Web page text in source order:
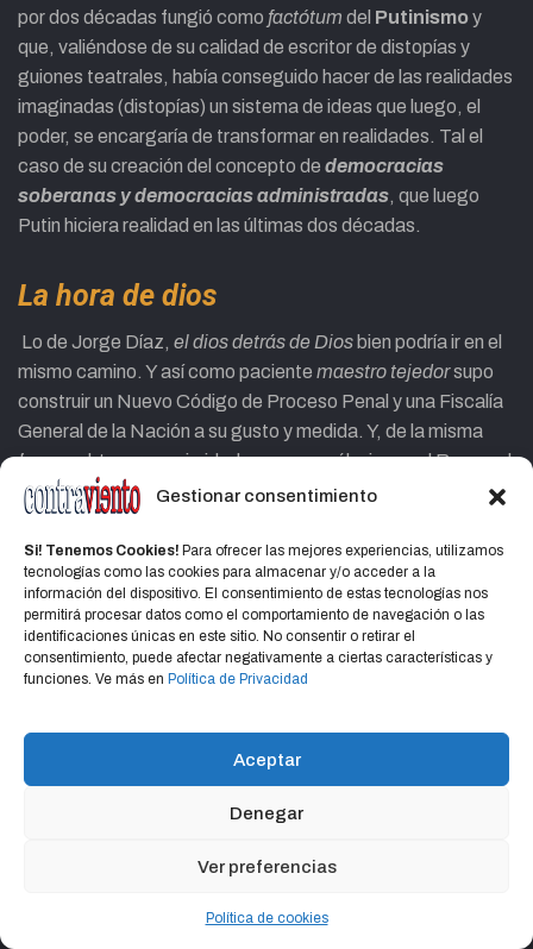
Gestionar consentimiento
Si! Tenemos Cookies! Para ofrecer las mejores experiencias, utilizamos
tecnologías como las cookies para almacenar y/o acceder a la
información del dispositivo. El consentimiento de estas tecnologías nos
permitirá procesar datos como el comportamiento de navegación o las
identificaciones únicas en este sitio. No consentir o retirar el
consentimiento, puede afectar negativamente a ciertas características y
funciones. Ve más en Política de Privacidad
Aceptar
Denegar
Ver preferencias
Política de cookies
por dos décadas fungió como factótum del Putinismoy
que, valiéndose de su calidad de escritor de distopías y
guiones teatrales, había conseguido hacer de las realidades
imaginadas (distopías) un sistema de ideas que luego, el
poder, se encargaría de transformar en realidades. Tal el
caso de su creación del concepto de democracias
soberanas y democracias administradas, que luego
Putin hiciera realidad en las últimas dos décadas.
La hora de dios
Lo de Jorge Díaz, el dios detrás de Dios bien podría ir en el
mismo camino. Y así como paciente maestro tejedorsupo
construir un Nuevo Código de Proceso Penal y una Fiscalía
General de la Nación a su gusto y medida. Y, de la misma
forma, obtener unanimidades para ser él mismo, el Rey en el
Trono creado, nocabe dudar será capaz de sacrificar
dos siglos de Montesquieu
narcisista,consiguiendounanimidadespara
retrotraernos al año de 1976.
Una vuelta al Derechobajo tutela, reflotando la
Bayardo Bengoa expresada en el Acto Institucional Nº 3
respecto a que “en nuestro derecho público tradicional
separación, comprometiéndose la primacía natural
que corresponde al Ejecutivo como órgano de
“esa supremacía se impone como un imperativo por las